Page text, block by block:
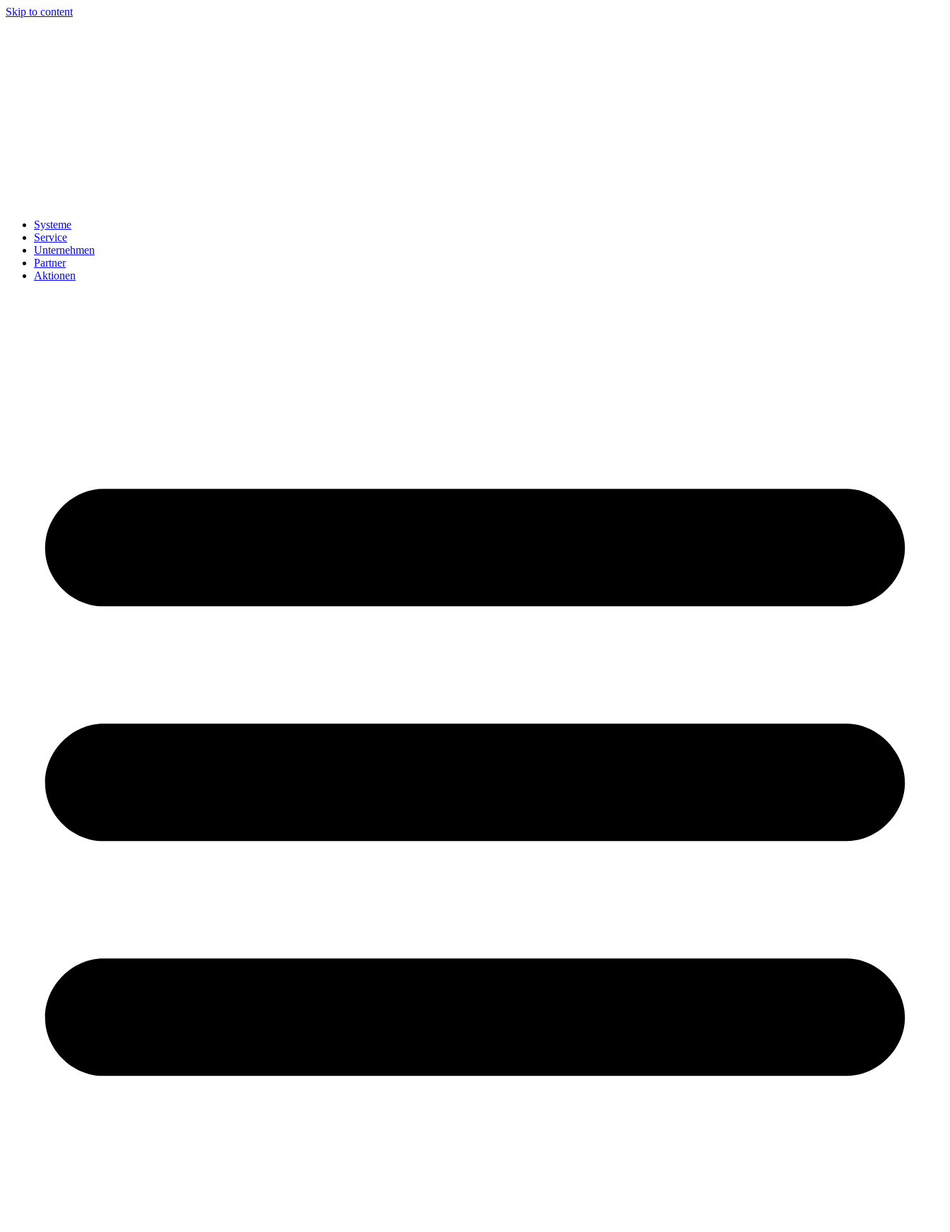
Skip to content
Systeme
Service
Unternehmen
Partner
Aktionen